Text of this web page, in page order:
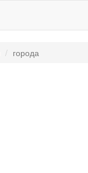
города